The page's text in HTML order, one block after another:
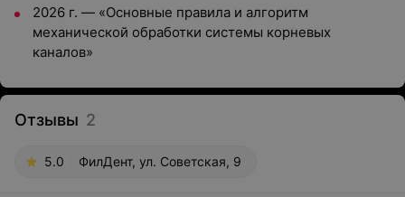
2026 г. — «Основные правила и алгоритм
механической обработки системы корневых
каналов»
Отзывы 2
5.0 ФилДент, ул. Советская, 9